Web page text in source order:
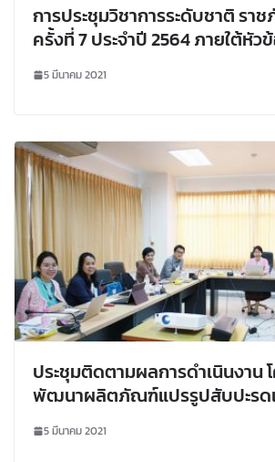
การประชุมวิชาการระดับชาติ รา
ครั้งที่ 7 ประจำปี 2564 ภายใต้หัว
ท้าทายทางการวิจัยและนวัตกรรม
ถิ่นวิถีใหม่” ณ ห้องประชุมสัมมนา ชั้
โปรแกรม Zoom และ Google Meet
5 มีนาคม 2021
ประชุมติดตามผลการดำเนินงาน
พัฒนาผลิตภัณฑ์แปรรูปสับปะรด
ทางการตลาดเพื่อเพิ่มรายได้ให้กั
อำเภอภูเรือ จังหวัดเลย นอกจากนี้
5 มีนาคม 2021